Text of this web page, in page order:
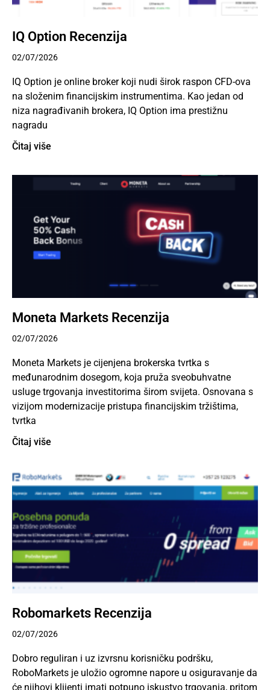
IQ Option Recenzija
02/07/2026
IQ Option je online broker koji nudi širok raspon CFD-ova
na složenim financijskim instrumentima. Kao jedan od
niza nagrađivanih brokera, IQ Option ima prestižnu
nagradu
Čitaj više
Moneta Markets Recenzija
02/07/2026
Moneta Markets je cijenjena brokerska tvrtka s
međunarodnim dosegom, koja pruža sveobuhvatne
usluge trgovanja investitorima širom svijeta. Osnovana s
vizijom modernizacije pristupa financijskim tržištima,
tvrtka
Čitaj više
Robomarkets Recenzija
02/07/2026
Dobro reguliran i uz izvrsnu korisničku podršku,
RoboMarkets je uložio ogromne napore u osiguravanje da
će njihovi klijenti imati potpuno iskustvo trgovanja, pritom